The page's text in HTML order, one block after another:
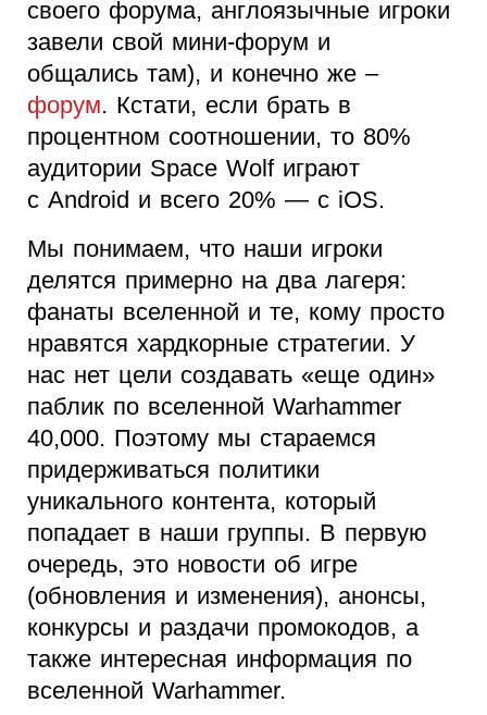
своего форума, англоязычные игроки
завели свой мини-форум и
общались там), и конечно же –
форум. Кстати, если брать в
процентном соотношении, то 80%
аудитории Space Wolf играют
с Android и всего 20% — с iOS.
Мы понимаем, что наши игроки
делятся примерно на два лагеря:
фанаты вселенной и те, кому просто
нравятся хардкорные стратегии. У
нас нет цели создавать «еще один»
паблик по вселенной Warhammer
40,000. Поэтому мы стараемся
придерживаться политики
уникального контента, который
попадает в наши группы. В первую
очередь, это новости об игре
(обновления и изменения), анонсы,
конкурсы и раздачи промокодов, а
также интересная информация по
вселенной Warhammer.